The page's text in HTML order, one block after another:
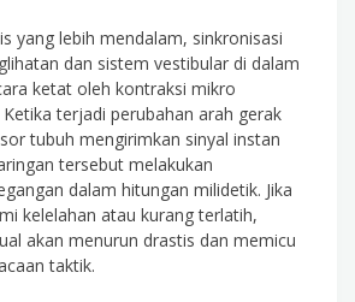
yang lebih mendalam, sinkronisasi
dan sistem vestibular di dalam
ketat oleh kontraksi mikro
terjadi perubahan arah gerak
tubuh mengirimkan sinyal instan
tersebut melakukan
dalam hitungan milidetik. Jika
kelelahan atau kurang terlatih,
akan menurun drastis dan memicu
taktik.